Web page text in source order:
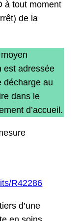
à tout moment
de la
est adressée
décharge au
dans le
d’accueil.
R42286
d’une